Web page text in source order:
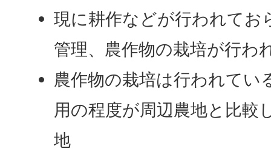
現に耕作などが行われてお
管理、農作物の栽培が行わ
農作物の栽培は行われてい
用の程度が周辺農地と比較
地